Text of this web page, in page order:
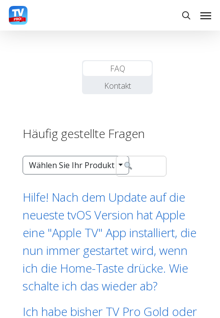
Skip
search
FAQ
Kontakt
Häufig gestellte Fragen
Wählen Sie Ihr Produkt
Hilfe! Nach dem Update auf die
neueste tvOS Version hat Apple
eine "Apple TV" App installiert, die
nun immer gestartet wird, wenn
ich die Home-Taste drücke. Wie
schalte ich das wieder ab?
Ich habe bisher TV Pro Gold oder